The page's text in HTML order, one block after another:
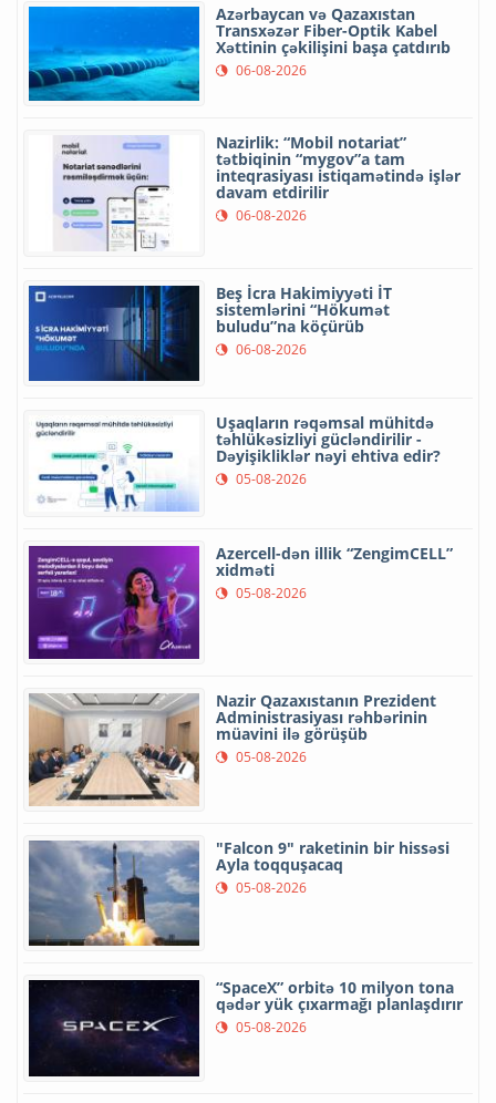
Azərbaycan və Qazaxıstan
Transxəzər Fiber-Optik Kabel
Xəttinin çəkilişini başa çatdırıb
06-08-2026
Nazirlik: “Mobil notariat”
tətbiqinin “mygov”a tam
inteqrasiyası istiqamətində işlər
davam etdirilir
06-08-2026
Beş İcra Hakimiyyəti İT
sistemlərini “Hökumət
buludu”na köçürüb
06-08-2026
Uşaqların rəqəmsal mühitdə
təhlükəsizliyi gücləndirilir -
Dəyişikliklər nəyi ehtiva edir?
05-08-2026
Azercell-dən illik “ZengimCELL”
xidməti
05-08-2026
Nazir Qazaxıstanın Prezident
Administrasiyası rəhbərinin
müavini ilə görüşüb
05-08-2026
"Falcon 9" raketinin bir hissəsi
Ayla toqquşacaq
05-08-2026
“SpaceX” orbitə 10 milyon tona
qədər yük çıxarmağı planlaşdırır
05-08-2026